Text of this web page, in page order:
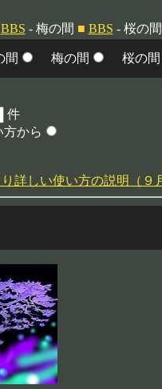
BBS - 梅の間 ■ BBS - 桜の間
梅の間 桜の間
件
から
り詳しい使い方の説明（９